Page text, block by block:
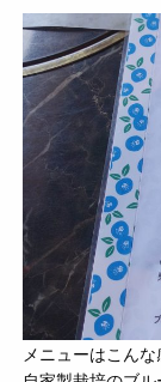
メニューはこんな